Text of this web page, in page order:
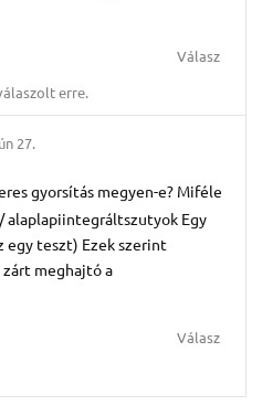
Válasz
erre.
27.
gyorsítás megyen-e? Miféle
alaplapiintegráltszutyok Egy
egy teszt) Ezek szerint
meghajtó a
Válasz